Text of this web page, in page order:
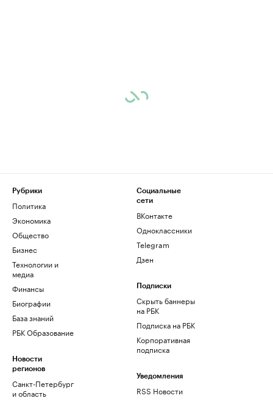
Рубрики
Политика
Экономика
Общество
Бизнес
Технологии и
медиа
Финансы
Биографии
База знаний
РБК Образование
Новости
регионов
Санкт-Петербург
и область
Социальные
сети
ВКонтакте
Одноклассники
Telegram
Дзен
Подписки
Скрыть баннеры
на РБК
Подписка на РБК
Корпоративная
подписка
Уведомления
RSS Новости